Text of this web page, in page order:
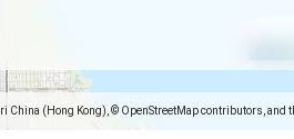
China (Hong Kong), © OpenStreetMap contributors, and